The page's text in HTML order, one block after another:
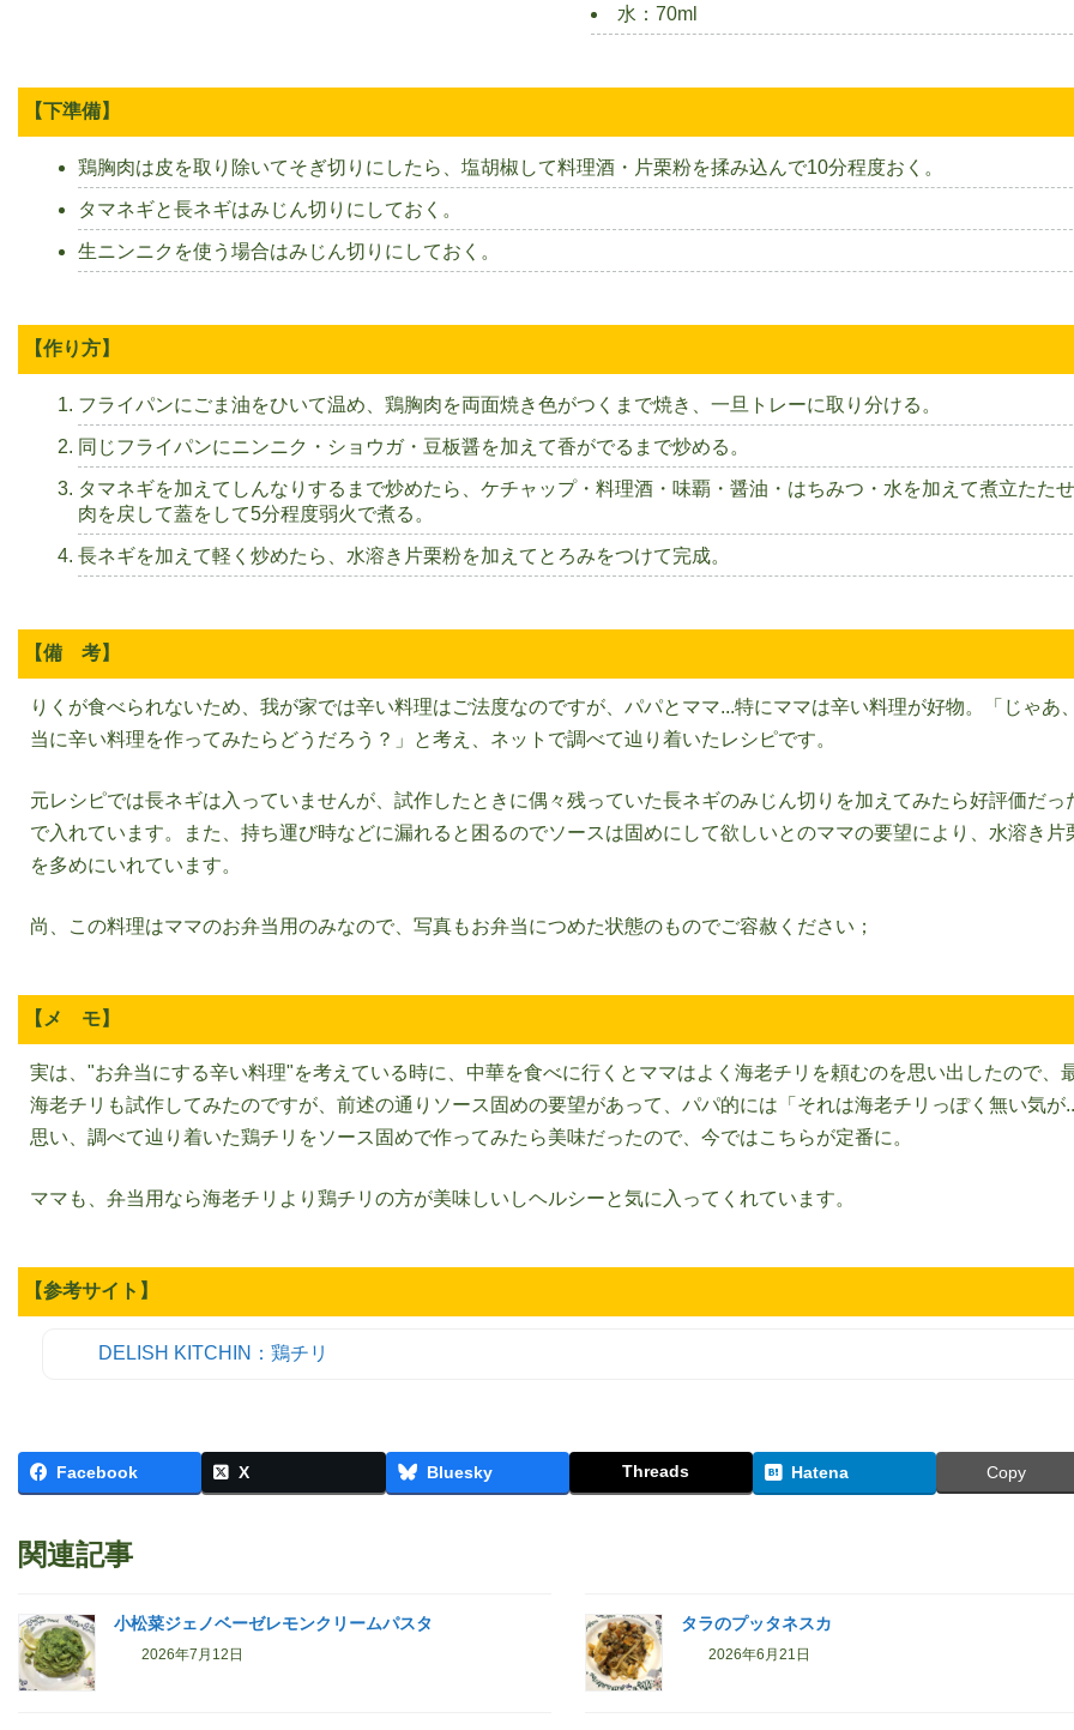
水：70ml
【下準備】
鶏胸肉は皮を取り除いてそぎ切りにしたら、塩胡椒して料理酒・片栗粉を揉み込んで10分程度おく。
タマネギと長ネギはみじん切りにしておく。
生ニンニクを使う場合はみじん切りにしておく。
【作り方】
フライパンにごま油をひいて温め、鶏胸肉を両面焼き色がつくまで焼き、一旦トレーに取り分ける。
同じフライパンにニンニク・ショウガ・豆板醤を加えて香がでるまで炒める。
タマネギを加えてしんなりするまで炒めたら、ケチャップ・料理酒・味覇・醤油・はちみつ・水を加えて煮立たた
肉を戻して蓋をして5分程度弱火で煮る。
長ネギを加えて軽く炒めたら、水溶き片栗粉を加えてとろみをつけて完成。
【備 考】
りくが食べられないため、我が家では辛い料理はご法度なのですが、パパとママ...特にママは辛い料理が好物。「じゃあ
当に辛い料理を作ってみたらどうだろう？」と考え、ネットで調べて辿り着いたレシピです。
元レシピでは長ネギは入っていませんが、試作したときに偶々残っていた長ネギのみじん切りを加えてみたら好評価だっ
で入れています。また、持ち運び時などに漏れると困るのでソースは固めにして欲しいとのママの要望により、水溶き片
を多めにいれています。
尚、この料理はママのお弁当用のみなので、写真もお弁当につめた状態のものでご容赦ください；
【メ モ】
実は、"お弁当にする辛い料理"を考えている時に、中華を食べに行くとママはよく海老チリを頼むのを思い出したので、
海老チリも試作してみたのですが、前述の通りソース固めの要望があって、パパ的には「それは海老チリっぽく無い気が
思い、調べて辿り着いた鶏チリをソース固めで作ってみたら美味だったので、今ではこちらが定番に。
ママも、弁当用なら海老チリより鶏チリの方が美味しいしヘルシーと気に入ってくれています。
【参考サイト】
DELISH KITCHIN：鶏チリ
Facebook X Bluesky Threads Hatena Copy
関連記事
小松菜ジェノベーゼレモンクリームパスタ
2026年7月12日
タラのプッタネスカ
2026年6月21日